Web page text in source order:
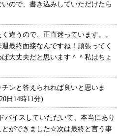
ので、書き込みしていただけたら
違うので、正直迷っています。。
最終面接なんですね！頑張ってく
大丈夫だと思います＾＾私はちょ
ンと答えられれば良いと思いま
日14時11分)
イスしていただいて、本当にあり
とができました☆次は最終と言う事